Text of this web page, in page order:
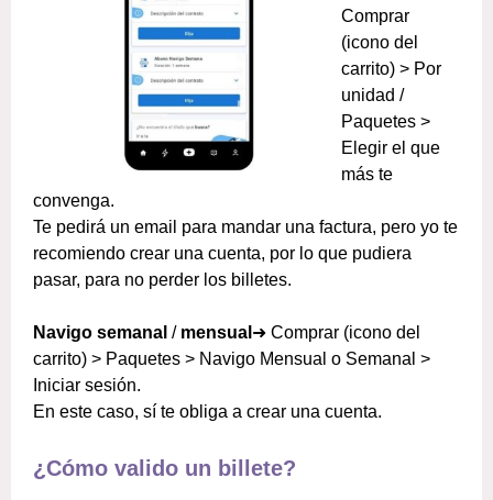
Comprar
(icono del
carrito) > Por
unidad /
Paquetes >
Elegir el que
más te
convenga.
Te pedirá un email para mandar una factura, pero yo te
recomiendo crear una cuenta, por lo que pudiera
pasar, para no perder los billetes.
Navigo semanal/ mensual ➜ Comprar (icono del
carrito) > Paquetes > Navigo Mensual o Semanal >
Iniciar sesión.
En este caso, sí te obliga a crear una cuenta.
¿Cómo valido un billete?